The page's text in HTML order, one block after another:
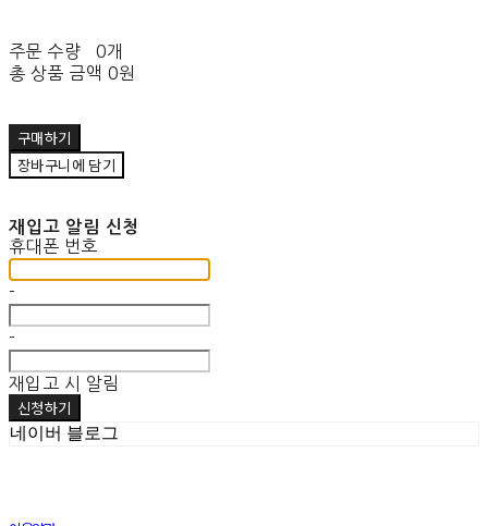
주문 수량
0개
총 상품 금액 0원
구매하기
장바구니에 담기
재입고 알림 신청
휴대폰 번호
-
-
재입고 시 알림
신청하기
네이버 블로그